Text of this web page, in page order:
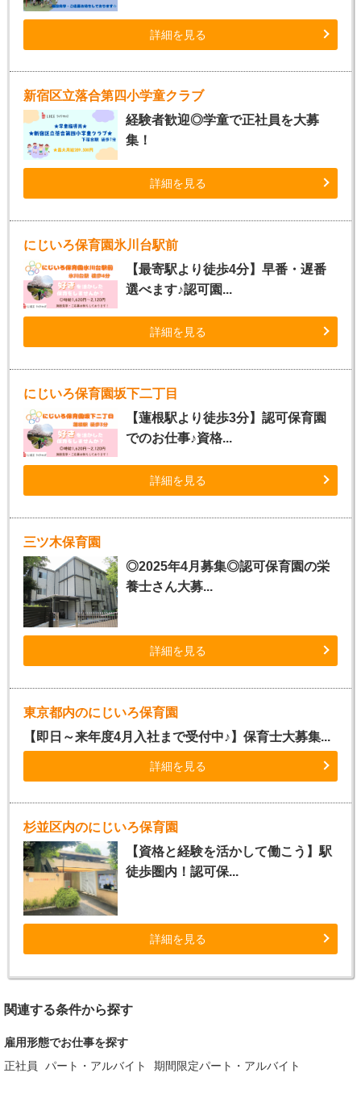
詳細を見る
新宿区立落合第四小学童クラブ
経験者歓迎◎学童で正社員を大募
集！
詳細を見る
にじいろ保育園氷川台駅前
【最寄駅より徒歩4分】早番・遅番
選べます♪認可園...
詳細を見る
にじいろ保育園坂下二丁目
【蓮根駅より徒歩3分】認可保育園
でのお仕事♪資格...
詳細を見る
三ツ木保育園
◎2025年4月募集◎認可保育園の栄
養士さん大募...
詳細を見る
東京都内のにじいろ保育園
【即日～来年度4月入社まで受付中♪】保育士大募集...
詳細を見る
杉並区内のにじいろ保育園
【資格と経験を活かして働こう】駅
徒歩圏内！認可保...
詳細を見る
関連する条件から探す
雇用形態でお仕事を探す
正社員
パート・アルバイト 期間限定パート・アルバイト